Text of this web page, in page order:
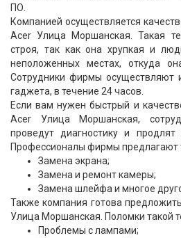
ПО.
Компанией осуществляется
Acer Улица Моршанская. Такая
строя, так как она хрупкая и
неположенных местах, откуда
Сотрудники фирмы осуществляют
гаджета, в течение 24 часов.
Если вам нужен быстрый и
Acer Улица Моршанская,
проведут диагностику и
Профессионалы фирмы предлагают
Замена экрана;
Замена и ремонт камеры;
Замена шлейфа и многое
Также компания готова
Улица Моршанская. Поломки такой
Проблемы с лампами;